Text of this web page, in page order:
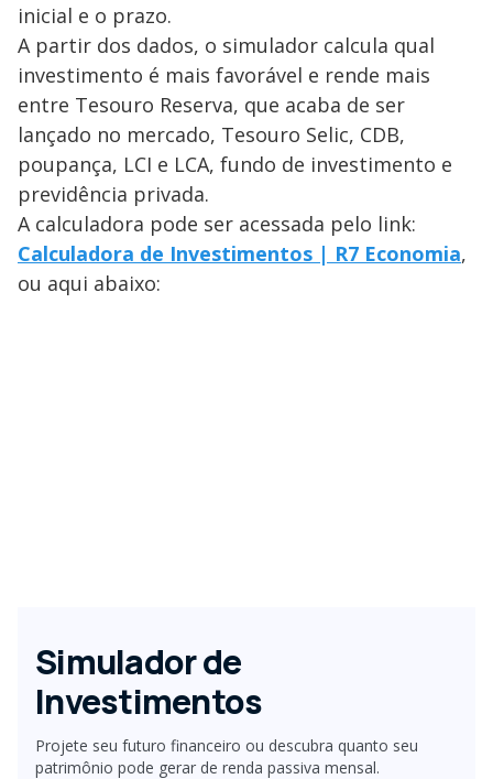
inicial e o prazo.
A partir dos dados, o simulador calcula qual
investimento é mais favorável e rende mais
entre Tesouro Reserva, que acaba de ser
lançado no mercado, Tesouro Selic, CDB,
poupança, LCI e LCA, fundo de investimento e
previdência privada.
A calculadora pode ser acessada pelo link:
Calculadora de Investimentos | R7 Economia,
ou aqui abaixo:
Simulador de
Investimentos
Projete seu futuro financeiro ou descubra quanto seu
patrimônio pode gerar de renda passiva mensal.